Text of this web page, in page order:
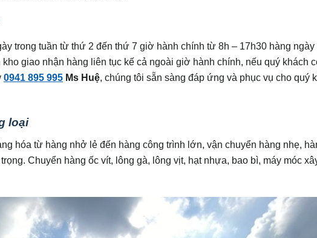
trong tuần từ thứ 2 đến thứ 7 giờ hành chính từ 8h – 17h30 hàng ngày
giao nhận hàng liên tục kế cả ngoài giờ hành chính, nếu quý khách
0941 895 995 Ms Huệ, chúng tôi sẵn sàng đáp ứng và phục vụ cho quý
loại
hóa từ hàng nhở lẻ đến hàng công trình lớn, vận chuyển hàng nhẹ,
Chuyển hàng ốc vít, lông gà, lông vịt, hạt nhựa, bao bì, máy móc